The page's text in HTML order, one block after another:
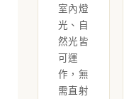
室內燈
光、自
然光皆
可運
作，無
需直射